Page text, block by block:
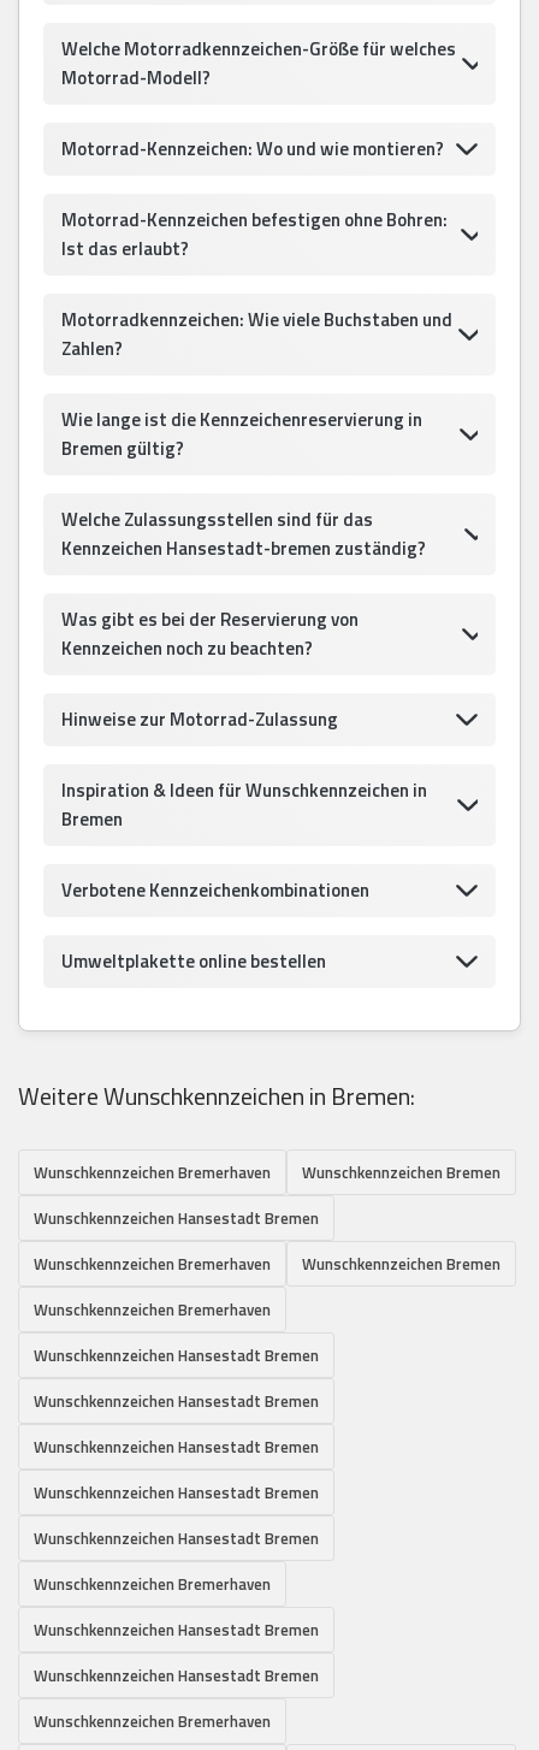
Welche Motorradkennzeichen-Größe für welches
Motorrad-Modell?
Motorrad-Kennzeichen: Wo und wie montieren?
Motorrad-Kennzeichen befestigen ohne Bohren:
Ist das erlaubt?
Motorradkennzeichen: Wie viele Buchstaben und
Zahlen?
Wie lange ist die Kennzeichenreservierung in
Bremen gültig?
Welche Zulassungsstellen sind für das
Kennzeichen Hansestadt-bremen zuständig?
Was gibt es bei der Reservierung von
Kennzeichen noch zu beachten?
Hinweise zur Motorrad-Zulassung
Inspiration & Ideen für Wunschkennzeichen in
Bremen
Verbotene Kennzeichenkombinationen
Umweltplakette online bestellen
Weitere Wunschkennzeichen in Bremen:
Wunschkennzeichen Bremerhaven
Wunschkennzeichen Bremen
Wunschkennzeichen Hansestadt Bremen
Wunschkennzeichen Bremerhaven
Wunschkennzeichen Bremen
Wunschkennzeichen Bremerhaven
Wunschkennzeichen Hansestadt Bremen
Wunschkennzeichen Hansestadt Bremen
Wunschkennzeichen Hansestadt Bremen
Wunschkennzeichen Hansestadt Bremen
Wunschkennzeichen Hansestadt Bremen
Wunschkennzeichen Bremerhaven
Wunschkennzeichen Hansestadt Bremen
Wunschkennzeichen Hansestadt Bremen
Wunschkennzeichen Bremerhaven